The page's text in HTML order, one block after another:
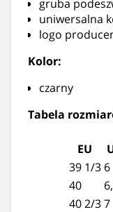
gruba
uniwersalna
logo
Kolor:
czarny
Tabela
EU
39 1/3 6
40
40 2/3 7